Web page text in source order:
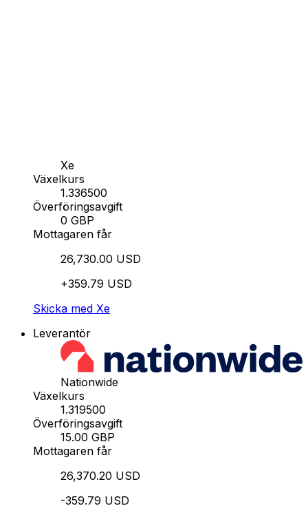
Xe
Växelkurs
1.336500
Överföringsavgift
0 GBP
Mottagaren får
26,730.00 USD
+359.79 USD
Skicka med Xe
Leverantör
Nationwide
Växelkurs
1.319500
Överföringsavgift
15.00 GBP
Mottagaren får
26,370.20 USD
-359.79 USD